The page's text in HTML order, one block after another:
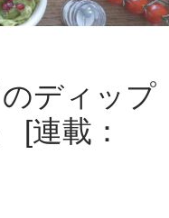
載：
Banana
ディップ
[連載：